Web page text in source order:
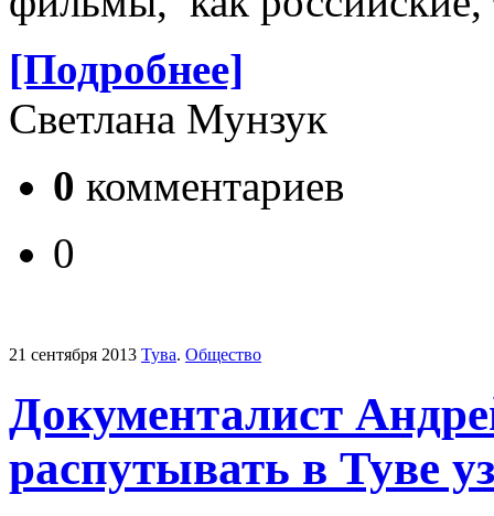
[Подробнее]
Светлана Мунзук
0 комментариев
0
21 сентября 2013 Тува. Общество
Документалист
распутывать в Туве